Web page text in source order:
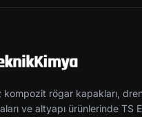
kompozit rögar kapakları,
ve altyapı ürünlerinde TS